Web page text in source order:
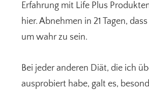
Erfahrung mit Life Plus
hier. Abnehmen in 21 Tagen,
um wahr zu sein.
Bei jeder anderen Diät, die ich
ausprobiert habe, galt es,